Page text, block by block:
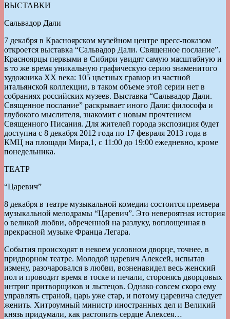
ВЫСТАВКИ
Сальвадор Дали
7 декабря в Красноярском музейном центре пресс-показом
откроется выставка “Сальвадор Дали. Священное послание”.
Красноярцы первыми в Сибири увидят самую масштабную и
в то же время уникальную графическую серию знаменитого
художника ХХ века: 105 цветных гравюр из частной
итальянской коллекции, в таком объеме этой серии нет в
собраниях российских музеев. Выставка “Сальвадор Дали.
Священное послание” раскрывает иного Дали: философа и
глубокого мыслителя, знакомит с новым прочтением
Священного Писания. Для жителей города экспозиция будет
доступна с 8 декабря 2012 года по 17 февраля 2013 года в
КМЦ на площади Мира,1, с 11:00 до 19:00 ежедневно, кроме
понедельника.
ТЕАТР
“Царевич”
8 декабря в театре музыкальной комедии состоится премьера
музыкальной мелодрамы “Царевич”. Это невероятная история
о великой любви, обреченной на разлуку, воплощенная в
прекрасной музыке Франца Легара.
События происходят в некоем условном дворце, точнее, в
придворном театре. Молодой царевич Алексей, испытав
измену, разочаровался в любви, возненавидел весь женский
пол и проводит время в тоске и печали, сторонясь дворцовых
интриг притворщиков и льстецов. Однако совсем скоро ему
управлять страной, царь уже стар, и потому царевича следует
женить. Хитроумный министр иностранных дел и Великий
князь придумали, как растопить сердце Алексея…